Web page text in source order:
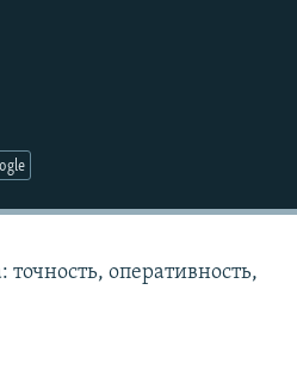
оперативность,